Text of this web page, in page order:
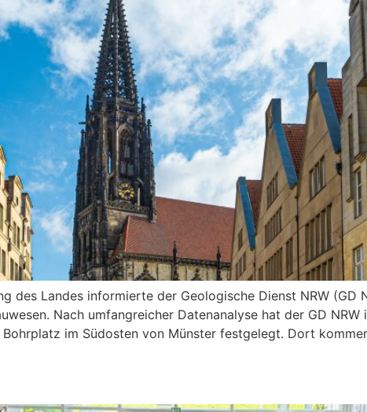
des Landes informierte der Geologische Dienst NRW (GD
Nach umfangreicher Datenanalyse hat der GD
im Südosten von Münster festgelegt. Dort